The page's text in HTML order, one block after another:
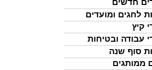
חדשים
לחגים ומועדים
קיץ
עבודה ובטיחות
סוף שנה
ממותגים